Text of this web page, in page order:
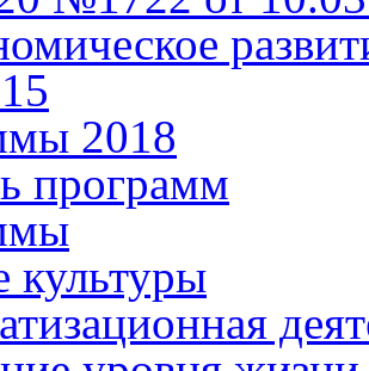
2018
программ
культуры